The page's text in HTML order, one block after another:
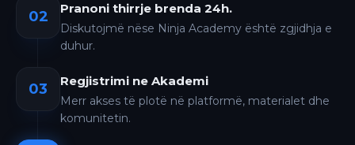
02 Pranoni thirrje brenda 24h.
Diskutojmë nëse Ninja Academy është zgjidhja e
duhur.
03 Regjistrimi ne Akademi
Merr akses të plotë në platformë, materialet dhe
komunitetin.